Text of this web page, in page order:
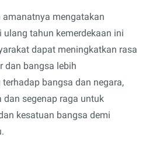
mengatakan
tahun kemerdekaan ini
dapat meningkatkan rasa
dan bangsa lebih
bangsa dan negara,
dan segenap raga untuk
kesatuan bangsa demi